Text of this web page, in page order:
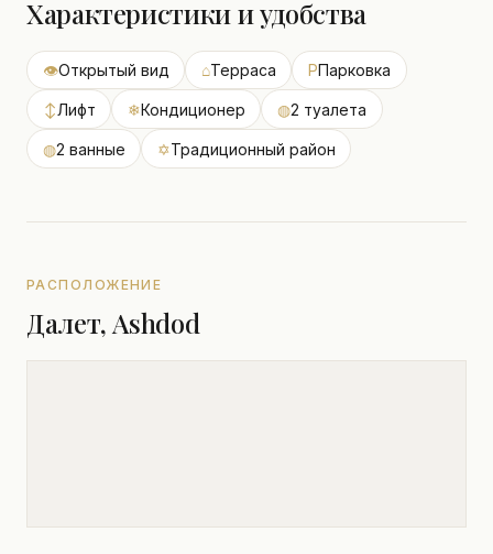
Характеристики и удобства
👁Открытый вид ⌂Терраса PПарковка
↕Лифт ❄Кондиционер ◍2 туалета
◍2 ванные ✡Традиционный район
РАСПОЛОЖЕНИЕ
Далет, Ashdod